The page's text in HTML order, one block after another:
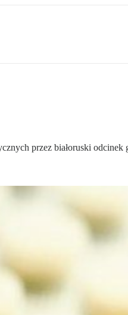
przez białoruski